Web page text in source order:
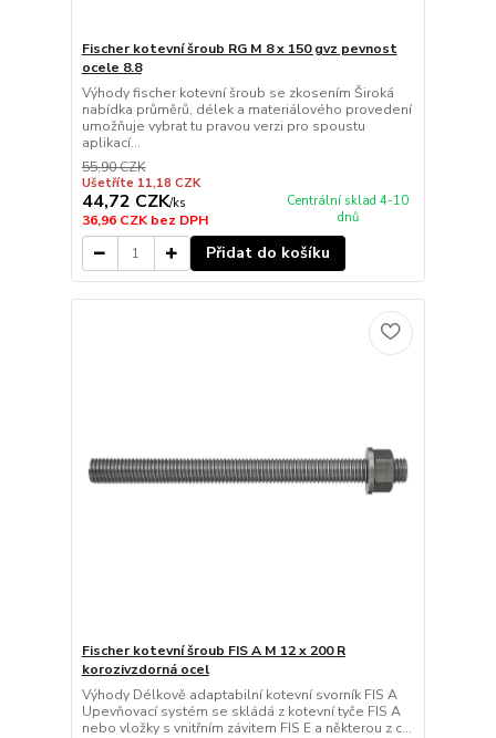
Fischer kotevní šroub RG M 8 x 150 gvz pevnost
ocele 8.8
Výhody fischer kotevní šroub se zkosením Široká
nabídka průměrů, délek a materiálového provedení
umožňuje vybrat tu pravou verzi pro spoustu
aplikací...
55,90 CZK
Ušetříte 11,18 CZK
44,72 CZK/ks
36,96 CZKbez DPH
Centrální sklad 4-10
dnů
Přidat do košíku
Fischer kotevní šroub FIS A M 12 x 200 R
korozivzdorná ocel
Výhody Délkově adaptabilní kotevní svorník FIS A
Upevňovací systém se skládá z kotevní tyče FIS A
nebo vložky s vnitřním závitem FIS E a některou z c...